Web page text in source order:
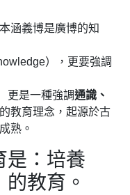
涵義博是廣博的知
），更要強調
更是一種強調通識、
的教育理念，起源於古
熟。
是：培養
的教育。